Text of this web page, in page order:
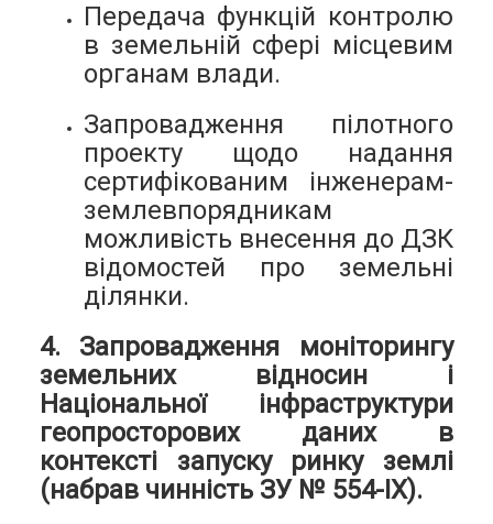
Передача функцій контролю
в земельній сфері місцевим
органам влади.
Запровадження пілотного
проекту щодо надання
сертифікованим інженерам-
землевпорядникам
можливість внесення до ДЗК
відомостей про земельні
ділянки.
4. Запровадження моніторингу
земельних відносин і
Національної інфраструктури
геопросторових даних в
контексті запуску ринку землі
(набрав чинність ЗУ № 554-ІХ).